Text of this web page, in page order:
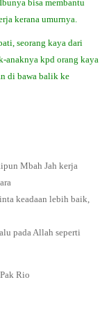
bisa membantu
kerana umurnya.
seorang kaya dari
anaknya kpd orang kaya
di bawa balik ke
Mbah Jah kerja
keadaan lebih baik,
pada Allah seperti
Rio